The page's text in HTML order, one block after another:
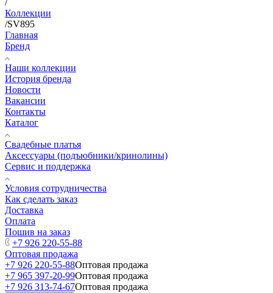
/
Коллекции
/SV895
Главная
Бренд
Наши коллекции
История бренда
Новости
Вакансии
Контакты
Каталог
Свадебные платья
Аксессуары (подъюбники/кринолины)
Сервис и поддержка
Условия сотрудничества
Как сделать заказ
Доставка
Оплата
Пошив на заказ
+7 926 220-55-88
Оптовая продажа
+7 926 220-55-88Оптовая продажа
+7 965 397-20-99Оптовая продажа
+7 926 313-74-67Оптовая продажа